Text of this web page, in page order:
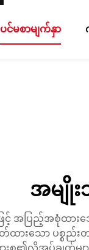
ပင်မစာမျက်နှာ
အမျိုး
အပြည့်အစုံထားသ
တ်ထားသော ပစ္